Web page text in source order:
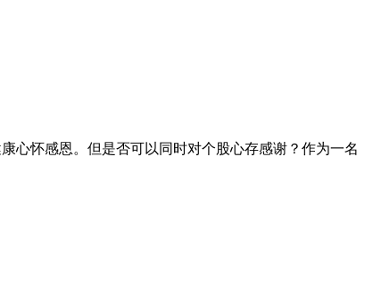
心怀感恩。但是否可以同时对个股心存感谢？作为一名